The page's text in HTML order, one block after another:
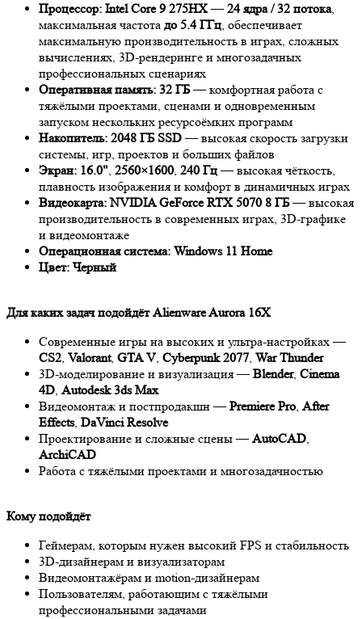
Процессор: Intel Core 9 275HX—24 ядра / 32 потока,
максимальная частота до 5.4 ГГц, обеспечивает
максимальную производительность в играх, сложных
вычислениях, 3D-рендеринге и многозадачных
профессиональных сценариях
Оперативная память: 32 ГБ— комфортная работа с
тяжёлыми проектами, сценами и одновременным
запуском нескольких ресурсоёмких программ
Накопитель: 2048 ГБ SSD— высокая скорость загрузки
системы, игр, проектов и больших файлов
Экран: 16.0", 2560×1600, 240 Гц— высокая чёткость,
плавность изображения и комфорт в динамичных играх
Видеокарта: NVIDIA GeForce RTX 5070 8 ГБ— высокая
производительность в современных играх, 3D-графике
и видеомонтаже
Операционная система: Windows 11 Home
Цвет: Черный
Для каких задач подойдёт Alienware Aurora 16X
Современные игры на высоких и ультра-настройках —
CS2, Valorant, GTA V, Cyberpunk 2077, War Thunder
3D-моделирование и визуализация —Blender, Cinema
4D, Autodesk 3ds Max
Видеомонтаж и постпродакшн —Premiere Pro, After
Effects, DaVinci Resolve
Проектирование и сложные сцены —AutoCAD,
ArchiCAD
Работа с тяжёлыми проектами и многозадачностью
Кому подойдёт
Геймерам, которым нужен высокий FPS и стабильность
3D-дизайнерам и визуализаторам
Видеомонтажёрам и motion-дизайнерам
Пользователям, работающим с тяжёлыми
профессиональными задачами